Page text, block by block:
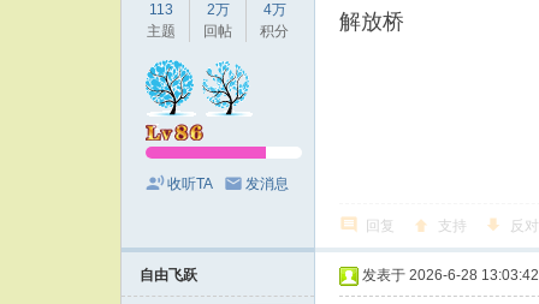
113
主题
2万
回帖
4万
积分
收听TA 发消息
解放桥
回复 支持 反对
自由飞跃 发表于 2026-6-28 13:03:42